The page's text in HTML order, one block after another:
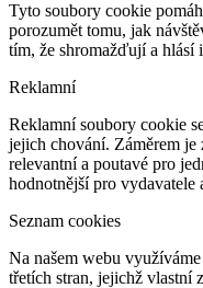
Tyto soubory cookie
porozumět tomu, jak
tím, že shromažďují a hlásí
Reklamní
Reklamní soubory cookie
jejich chování. Záměrem je
relevantní a poutavé pro
hodnotnější pro vydavatele
Seznam cookies
Na našem webu
třetích stran, jejichž vlastní